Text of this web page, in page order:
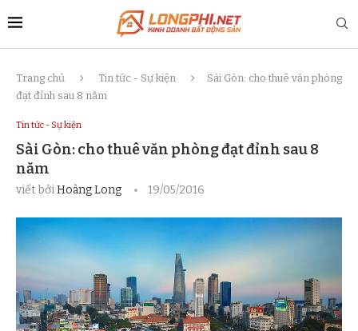
Trang chủ Tin tức - Sự kiện
Sài Gòn: cho thuê văn phòng
đạt đỉnh sau 8 năm
Tin tức - Sự kiện
Sài Gòn: cho thuê văn phòng đạt đỉnh sau 8
năm
viết bởiHoàng Long 19/05/2016